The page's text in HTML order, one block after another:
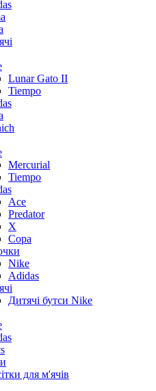
Lunar Gato II
Tiempo
Mercurial
Tiempo
Ace
Predator
X
Copa
Nike
Adidas
Дитячі бутси Nike
для м'ячів